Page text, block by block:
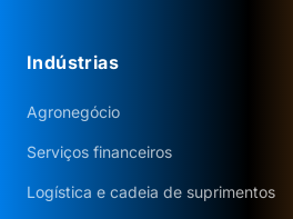
Indústrias
Agronegócio
Serviços financeiros
Logística e cadeia de suprimentos